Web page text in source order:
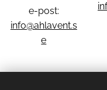
e-post:
info@ahlavent.s
e